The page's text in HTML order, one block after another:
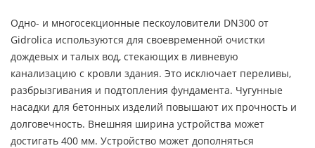
Одно- и многосекционные пескоуловители DN300 от
Gidrolica используются для своевременной очистки
дождевых и талых вод, стекающих в ливневую
канализацию с кровли здания. Это исключает переливы,
разбрызгивания и подтопления фундамента. Чугунные
насадки для бетонных изделий повышают их прочность и
долговечность. Внешняя ширина устройства может
достигать 400 мм. Устройство может дополняться